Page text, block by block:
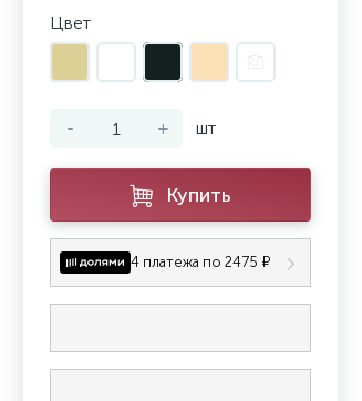
Цвет
- + шт
Купить
4 платежа по 2475 ₽